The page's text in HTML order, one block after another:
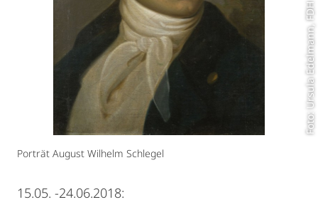
Foto: Ursula Edelmann, FDH
Porträt August Wilhelm Schlegel
15.05. -24.06.2018: